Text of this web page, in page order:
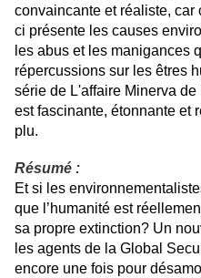
convaincante et réaliste,
ci présente les causes
les abus et les manigances
répercussions sur les êtres
série de L'affaire Minerva
est fascinante, étonnante et
plu.
Résumé :
Et si les
que l’humanité est
sa propre extinction? Un
les agents de la Global
encore une fois pour